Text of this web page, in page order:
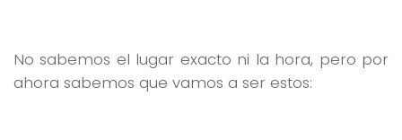
No sabemos el lugar exacto ni la hora, pero por
ahora sabemos que vamos a ser estos: